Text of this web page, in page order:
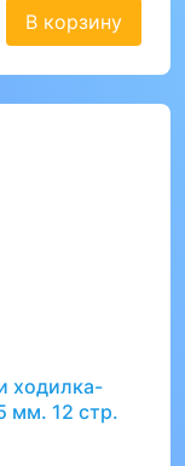
В корзину
ходилка-
мм. 12 стр.